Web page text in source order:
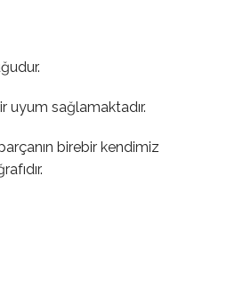
uyum sağlamaktadır.
birebir kendimiz